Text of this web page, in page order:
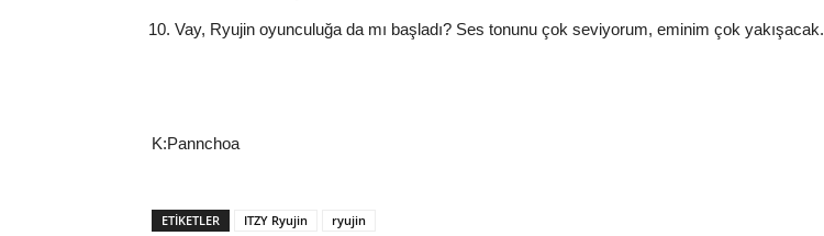
Vay, Ryujin oyunculuğa da mı başladı? Ses tonunu çok seviyorum, eminim çok yakışacak.
K:Pannchoa
ETIKETLER ITZY Ryujin ryujin